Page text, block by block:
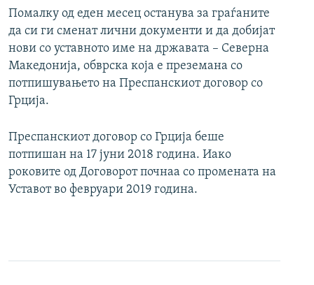
Помалку од еден месец останува за граѓаните
да си ги сменат лични документи и да добијат
нови со уставното име на државата – Северна
Македонија, обврска која е преземана со
потпишувањето на Преспанскиот договор со
Грција.
Преспанскиот договор со Грција беше
потпишан на 17 јуни 2018 година. Иако
роковите од Договорот почнаа со промената на
Уставот во февруари 2019 година.